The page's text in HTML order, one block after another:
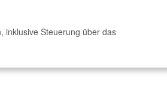
inklusive Steuerung über das